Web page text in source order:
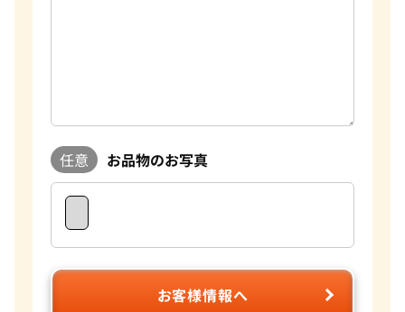
任意 お品物のお写真
お客様情報へ